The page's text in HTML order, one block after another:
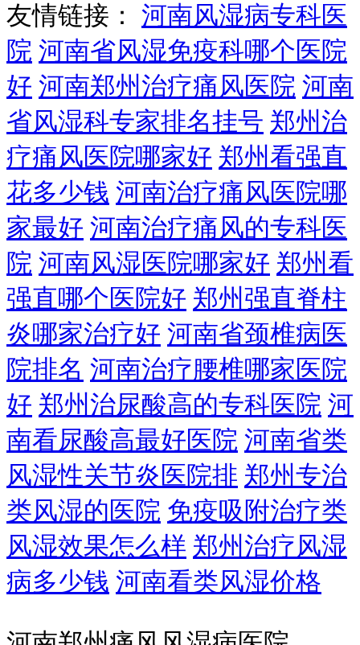
友情链接： 河南风湿病专科医
院 河南省风湿免疫科哪个医院
好 河南郑州治疗痛风医院 河南
省风湿科专家排名挂号 郑州治
疗痛风医院哪家好 郑州看强直
花多少钱 河南治疗痛风医院哪
家最好 河南治疗痛风的专科医
院 河南风湿医院哪家好 郑州看
强直哪个医院好 郑州强直脊柱
炎哪家治疗好 河南省颈椎病医
院排名 河南治疗腰椎哪家医院
好 郑州治尿酸高的专科医院 河
南看尿酸高最好医院 河南省类
风湿性关节炎医院排 郑州专治
类风湿的医院 免疫吸附治疗类
风湿效果怎么样 郑州治疗风湿
病多少钱 河南看类风湿价格